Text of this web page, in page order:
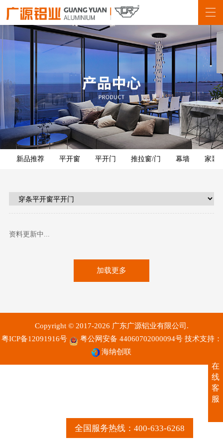
全国服务热线：400-633-6268
新品推荐 平开窗 平开门 推拉窗/门 幕墙 家装
资料更新中...
加载更多
Copyright © 2017-2026 广东广源铝业有限公司.
粤ICP备12091916号
粤公网安备 44060702000094号 技术支持：
海纳创联
在
线
客
服